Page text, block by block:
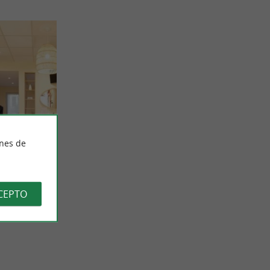
en
belleza
de